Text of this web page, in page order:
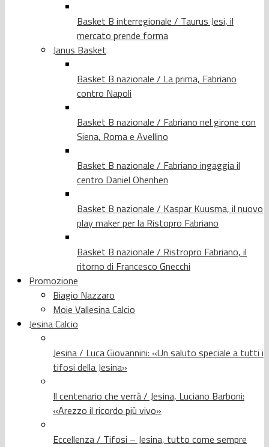
Basket B interregionale / Taurus Jesi, il
mercato prende forma
Janus Basket
Basket B nazionale / La prima, Fabriano
contro Napoli
Basket B nazionale / Fabriano nel girone con
Siena, Roma e Avellino
Basket B nazionale / Fabriano ingaggia il
centro Daniel Ohenhen
Basket B nazionale / Kaspar Kuusma, il nuovo
play maker per la Ristopro Fabriano
Basket B nazionale / Ristropro Fabriano, il
ritorno di Francesco Gnecchi
Promozione
Biagio Nazzaro
Moie Vallesina Calcio
Jesina Calcio
Jesina / Luca Giovannini: «Un saluto speciale a tutti i
tifosi della Jesina»
Il centenario che verrà / Jesina, Luciano Barboni:
«Arezzo il ricordo più vivo»
Eccellenza / Tifosi – Jesina, tutto come sempre